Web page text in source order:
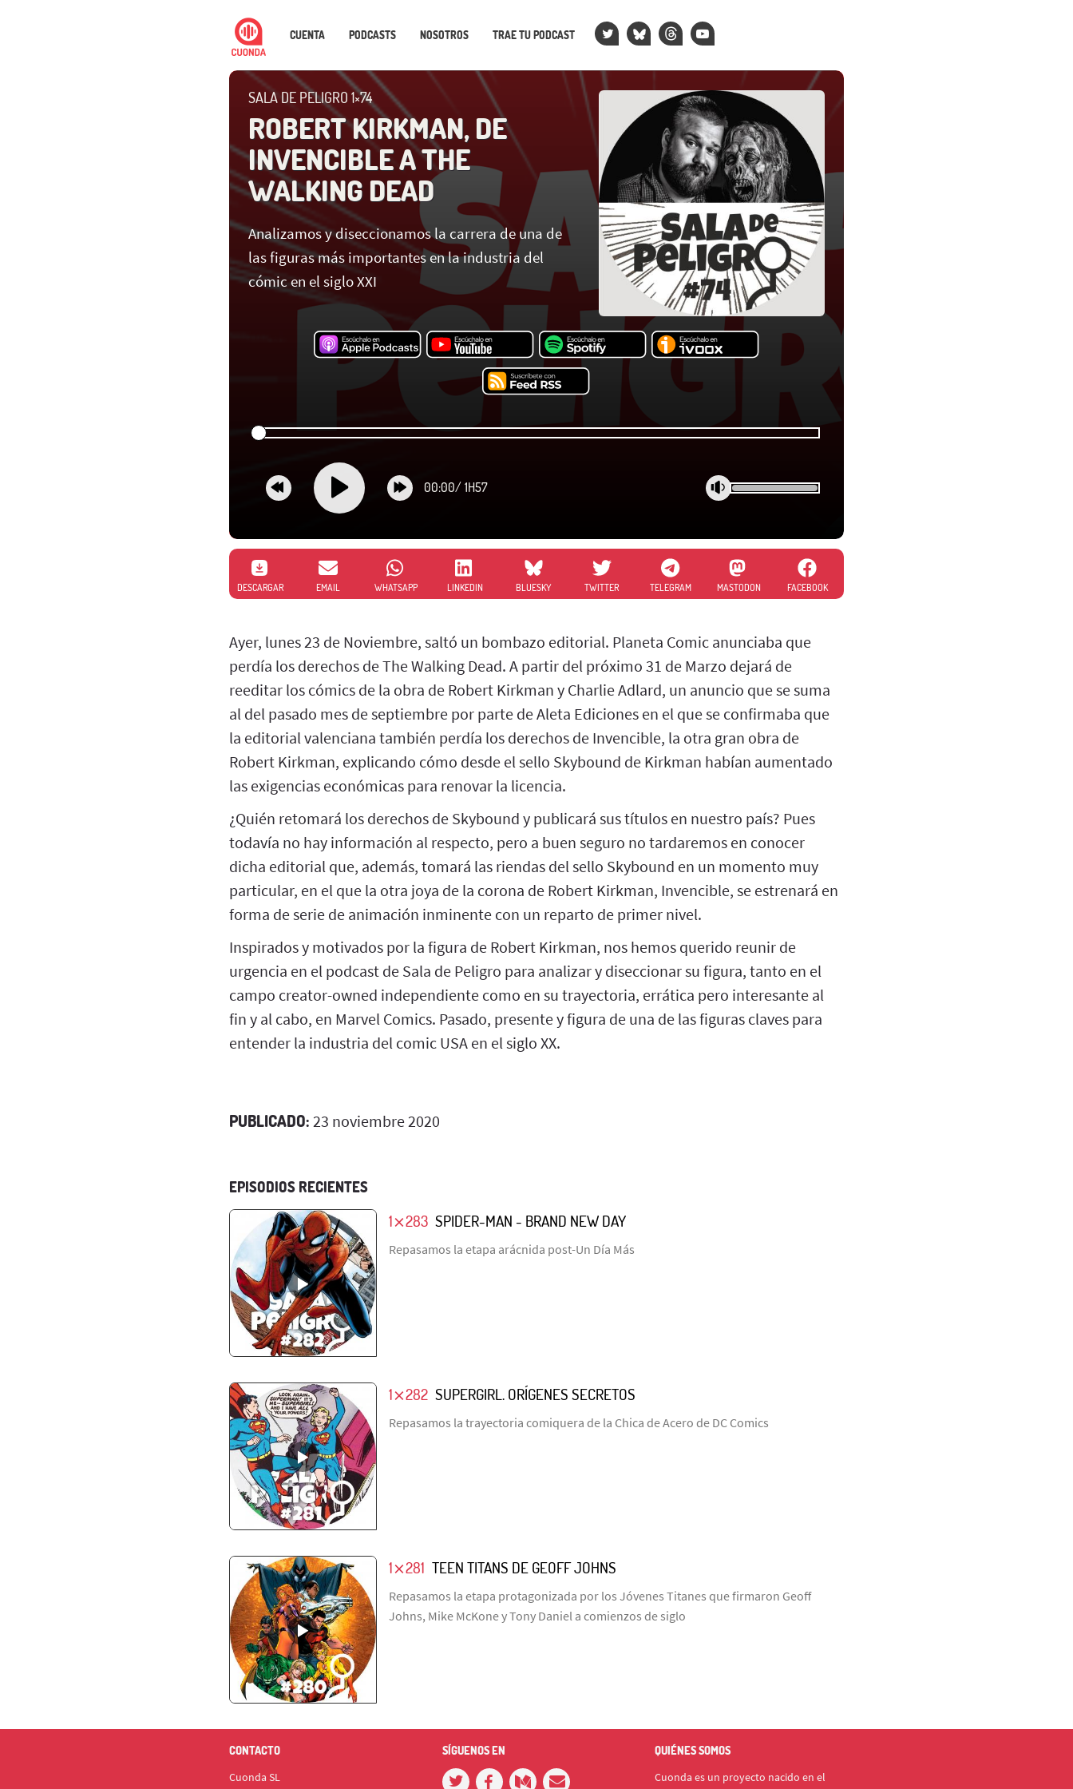
CUENTA PODCASTS NOSOTROS TRAE TU PODCAST
SALA DE PELIGRO 1×74
ROBERT KIRKMAN, DE
INVENCIBLE A THE
WALKING DEAD
Analizamos y diseccionamos la carrera de una de
las figuras más importantes en la industria del
cómic en el siglo XXI
00:00/ 1H57
DESCARGAR EMAIL WHATSAPP LINKEDIN BLUESKY TWITTER TELEGRAM MASTODON FACEBOOK
Ayer, lunes 23 de Noviembre, saltó un bombazo editorial. Planeta Comic anunciaba que
perdía los derechos de The Walking Dead. A partir del próximo 31 de Marzo dejará de
reeditar los cómics de la obra de Robert Kirkman y Charlie Adlard, un anuncio que se suma
al del pasado mes de septiembre por parte de Aleta Ediciones en el que se confirmaba que
la editorial valenciana también perdía los derechos de Invencible, la otra gran obra de
Robert Kirkman, explicando cómo desde el sello Skybound de Kirkman habían aumentado
las exigencias económicas para renovar la licencia.
¿Quién retomará los derechos de Skybound y publicará sus títulos en nuestro país? Pues
todavía no hay información al respecto, pero a buen seguro no tardaremos en conocer
dicha editorial que, además, tomará las riendas del sello Skybound en un momento muy
particular, en el que la otra joya de la corona de Robert Kirkman, Invencible, se estrenará en
forma de serie de animación inminente con un reparto de primer nivel.
Inspirados y motivados por la figura de Robert Kirkman, nos hemos querido reunir de
urgencia en el podcast de Sala de Peligro para analizar y diseccionar su figura, tanto en el
campo creator-owned independiente como en su trayectoria, errática pero interesante al
fin y al cabo, en Marvel Comics. Pasado, presente y figura de una de las figuras claves para
entender la industria del comic USA en el siglo XX.
PUBLICADO: 23 noviembre 2020
EPISODIOS RECIENTES
1⨯283 SPIDER-MAN - BRAND NEW DAY
Repasamos la etapa arácnida post-Un Día Más
1⨯282 SUPERGIRL. ORÍGENES SECRETOS
Repasamos la trayectoria comiquera de la Chica de Acero de DC Comics
1⨯281 TEEN TITANS DE GEOFF JOHNS
Repasamos la etapa protagonizada por los Jóvenes Titanes que firmaron Geoff
Johns, Mike McKone y Tony Daniel a comienzos de siglo
CONTACTO
Cuonda SL
SÍGUENOS EN QUIÉNES SOMOS
Cuonda es un proyecto nacido en el